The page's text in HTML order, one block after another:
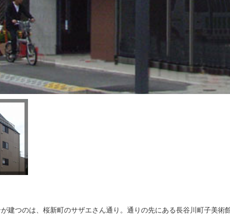
建つのは、桜新町のサザエさん通り。通りの先にある長谷川町子美